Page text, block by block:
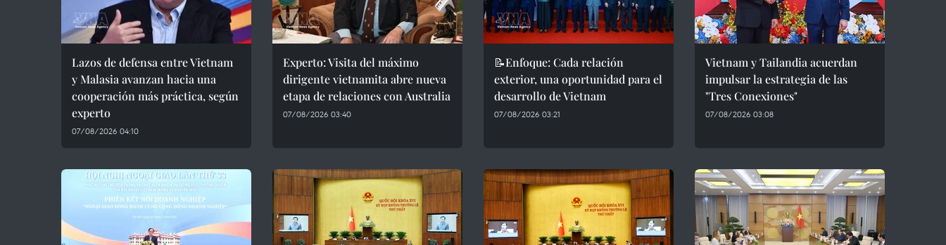
Lazos de defensa entre Vietnam
y Malasia avanzan hacia una
cooperación más práctica, según
experto
07/08/2026 04:10
Experto: Visita del máximo
dirigente vietnamita abre nueva
etapa de relaciones con Australia
07/08/2026 03:40
📝Enfoque: Cada relación
exterior, una oportunidad para el
desarrollo de Vietnam
07/08/2026 03:21
Vietnam y Tailandia acuerdan
impulsar la estrategia de las
"Tres Conexiones"
07/08/2026 03:08